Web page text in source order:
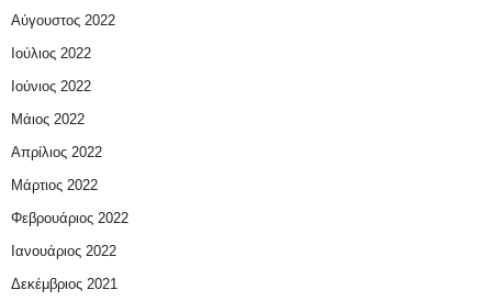
Αύγουστος 2022
Ιούλιος 2022
Ιούνιος 2022
Μάιος 2022
Απρίλιος 2022
Μάρτιος 2022
Φεβρουάριος 2022
Ιανουάριος 2022
Δεκέμβριος 2021